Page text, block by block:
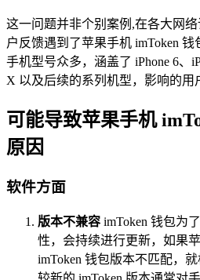
这一问题并非个别案例,在各大网
户反馈遇到了苹果手机 imToken
手机型号众多，涵盖了 iPhone 6、
X 以及后续的系列机型，影响的用
可能导致苹果手机
原因
软件方面
版本不兼容 imToken 钱包为
性，会持续进行更新，如果
imToken 钱包版本不匹配，